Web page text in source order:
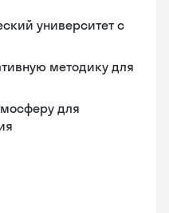
университет с
методику для
для